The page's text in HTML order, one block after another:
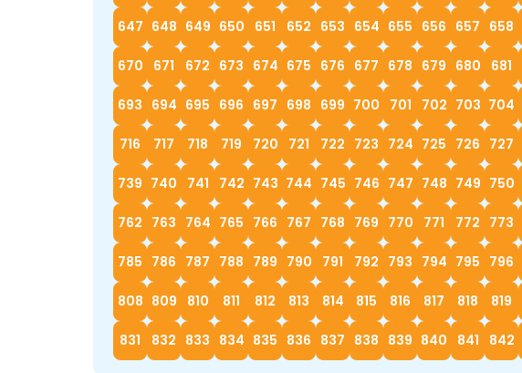
647 648 649 650 651 652 653 654 655 656 657 658
670 671 672 673 674 675 676 677 678 679 680 681
693 694 695 696 697 698 699 700 701 702 703 704
716 717 718 719 720 721 722 723 724 725 726 727
739 740 741 742 743 744 745 746 747 748 749 750
762 763 764 765 766 767 768 769 770 771 772 773
785 786 787 788 789 790 791 792 793 794 795 796
808 809 810 811 812 813 814 815 816 817 818 819
831 832 833 834 835 836 837 838 839 840 841 842